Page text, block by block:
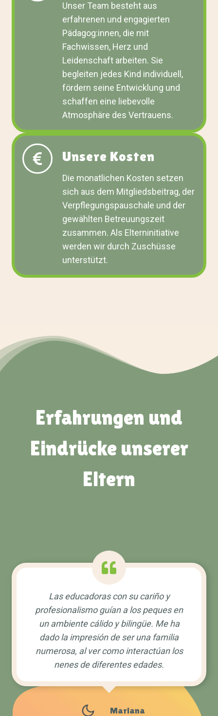
Unser Team besteht aus
erfahrenen und engagierten
Pädagog:innen, die mit
Fachwissen, Herz und
Leidenschaft arbeiten. Sie
begleiten jedes Kind individuell,
fördern seine Entwicklung und
schaffen eine liebevolle
Atmosphäre des Vertrauens.
Unsere Kosten
Die monatlichen Kosten setzen
sich aus dem Mitgliedsbeitrag, der
Verpflegungspauschale und der
gewählten Betreuungszeit
zusammen. Als Elterninitiative
werden wir durch Zuschüsse
unterstützt.
Erfahrungen und
Eindrücke unserer
Eltern
Las educadoras con su cariño y
profesionalismo guían a los peques en
un ambiente cálido y bilingüe. Me ha
dado la impresión de ser una familia
numerosa, al ver como interactúan los
nenes de diferentes edades.
Mariana